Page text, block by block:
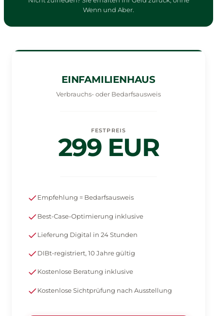
Wenn und Aber.
EINFAMILIENHAUS
Verbrauchs- oder Bedarfsausweis
FESTPREIS
299 EUR
Empfehlung = Bedarfsausweis
Best-Case-Optimierung inklusive
Lieferung Digital in 24 Stunden
DIBt-registriert, 10 Jahre gültig
Kostenlose Beratung inklusive
Kostenlose Sichtprüfung nach Ausstellung